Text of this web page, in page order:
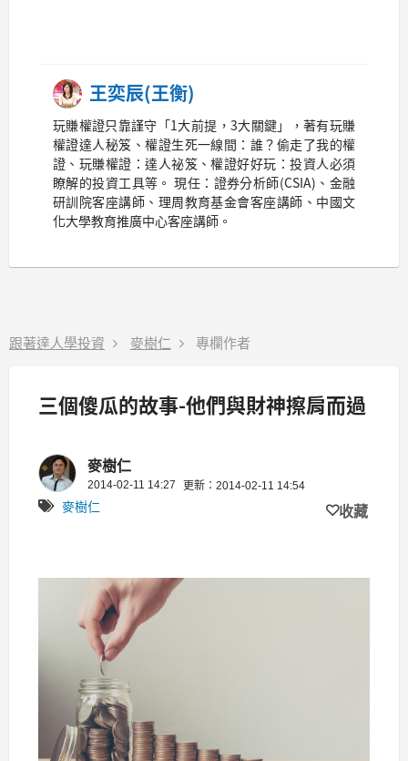
王奕辰(王衡)
玩賺權證只靠謹守「1大前提，3大關鍵」，著有玩賺
權證達人秘笈、權證生死一線間：誰？偷走了我的權
證、玩賺權證：達人祕笈、權證好好玩：投資人必須
瞭解的投資工具等。 現任：證券分析師(CSIA)、金融
研訓院客座講師、理周教育基金會客座講師、中國文
化大學教育推廣中心客座講師。
跟著達人學投資 麥樹仁 專欄作者
三個傻瓜的故事-他們與財神擦肩而過
麥樹仁
2014-02-11 14:27 更新：2014-02-11 14:54
麥樹仁 收藏